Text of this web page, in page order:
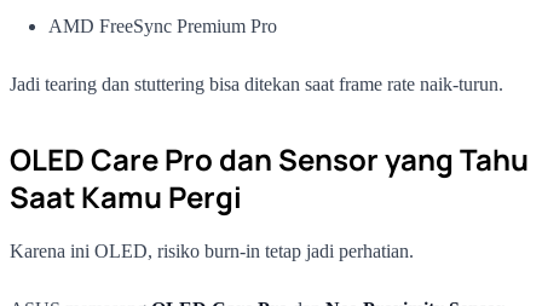
AMD FreeSync Premium Pro
Jadi tearing dan stuttering bisa ditekan saat frame rate naik-turun.
OLED Care Pro dan Sensor yang Tahu
Saat Kamu Pergi
Karena ini OLED, risiko burn-in tetap jadi perhatian.